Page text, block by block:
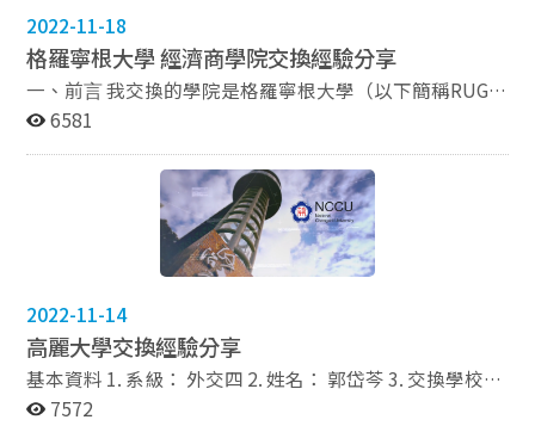
可能茫然度過，先思考自己想要的是什麼、交換能帶給你
什麼樣的成長、自己目前的經濟狀況再決定是否要申請交
換。申請交換需要寫很多申請書，包括申請學校和申請獎
學金，如果你不知道為什麼要交換也不知道自己的目標是
經驗可以讓你獨立的去學習另一國家的文化、語言、哲學
甚至是如何在當地生活、找工作、人際互動。對我來說我
自己認為我想去交換的理由是，我想知道美國實際的生
活、如何找工作、如何在那裡念書求學因為我未來想去美
國念研究所，所以我才選擇到美國去交換。 2.查資料、查
開始進入蒐集資料的步驟，了解自己的
目標後，接下來就要很殘忍、很實際地去查資料，驗證自
己想的是否在你想去的國家或是想去的學要能夠滿足你的
2022-11-18
格羅寧根⼤學 經濟商學院交換經驗分享
⼀、前⾔ 我交換的學院是格羅寧根⼤學（以下簡稱RUG）
的經濟商學院（Faculty of Economics andBusiness,
但他確實在歐洲頗富名氣（尤其是非常多德國學⽣來此就
讀），如果你看過學校的官網也可以發現他們以top
100university⾃稱。不過，也正因如此，RUG的課業要
求其實是不容⼩覷（比起隔壁的漢斯技術學院真的差很
多），如果純粹想來歐洲爽爽玩的同學可以直接略過這⼀
篇囉！有鑒於網路上已經滿滿的交換⽣⼼得，我希望⾃⼰
可以提供⼀些不⼀樣的資訊（尤其是避雷資訊），所以有
興趣的同學可以先參考跟我同期交換的⼼得（連結在
此），我會base on他的⼼得提供⼀些其他information，
節省各位學弟妹的寶貴時間！ ⼆、準備篇 荷蘭在申請
6581
2022-11-14
高麗大學交換經驗分享
基本資料 1. 系級： 外交四 2. 姓名： 郭岱芩 3. 交換學校及
系所（全名）： 韓國高麗大學國際關係學部 4. 交換學
7572